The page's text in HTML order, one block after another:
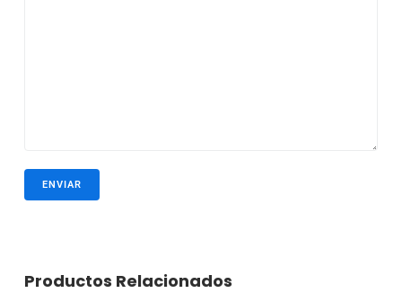
Productos Relacionados